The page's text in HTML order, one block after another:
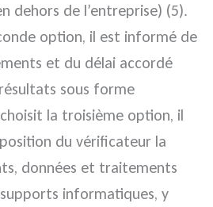
dehors de l’entreprise) (5).
option, il est informé de
et du délai accordé
sous forme
la troisième option, il
du vérificateur la
données et traitements
informatiques, y